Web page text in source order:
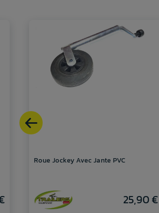
Roue Jockey Avec Jante PVC
25,90 €